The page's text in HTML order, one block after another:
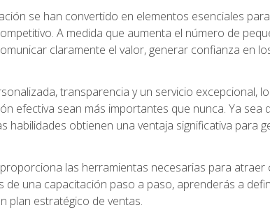
se han convertido en elementos esenciales
A medida que aumenta el número de
claramente el valor, generar confianza en
transparencia y un servicio excepcional,
efectiva sean más importantes que nunca. Ya sea
obtienen una ventaja significativa para
las herramientas necesarias para
una capacitación paso a paso, aprenderás a
plan estratégico de ventas.